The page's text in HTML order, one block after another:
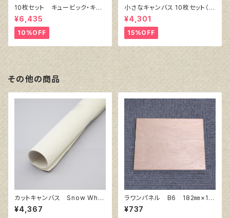
10枚セット キュービック・キャ
ンバス白（縦150㎜×横150㎜×
厚38㎜）
¥6,435
10%OFF
小さなキャンバス 10枚セット（ホ
ワイト塗りキャンバス張り）
¥4,301
15%OFF
その他の商品
カットキャンバス Snow Whit
e SPC F50
¥4,367
ラワンパネル B6 182㎜×12
8㎜
¥737